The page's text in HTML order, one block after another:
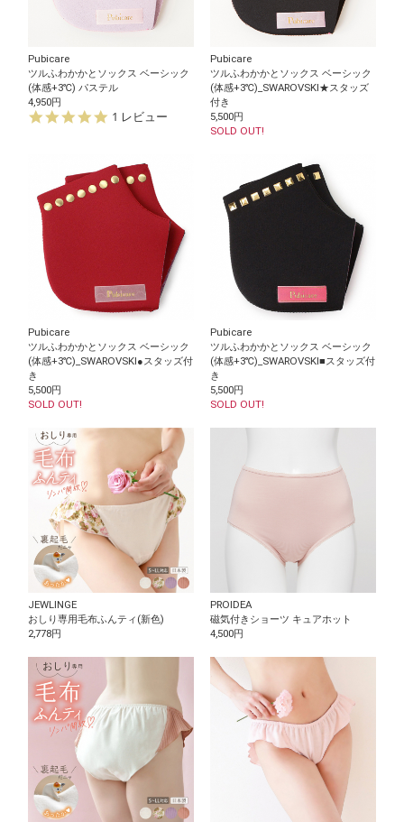
n
g
Pubicare
ツルふわかかとソックス ベーシック
(体感+3℃) パステル
4,950円
5.
t
a
g
1 レビュー
Pubicare
ツルふわかかとソックス ベーシック
(体感+3℃)_SWAROVSKI★スタッズ
付き
5,500円
SOLD OUT!
Pubicare
ツルふわかかとソックス ベーシック
(体感+3℃)_SWAROVSKI●スタッズ付
き
5,500円
SOLD OUT!
Pubicare
ツルふわかかとソックス ベーシック
(体感+3℃)_SWAROVSKI■スタッズ付
き
5,500円
SOLD OUT!
JEWLINGE
おしり専用毛布ふんティ(新色)
2,778円
PROIDEA
磁気付きショーツ キュアホット
4,500円